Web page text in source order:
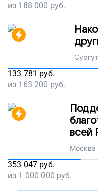
из 188 000 руб.
Сургут
133 781 руб.
из 163 200 руб.
всей
Москва
353 047 руб.
из 1 000 000 руб.